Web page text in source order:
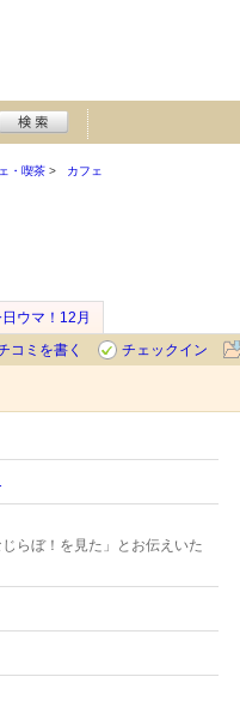
・喫茶 カフェ
ウマ！12月
コミを書く
チェックイン
らぼ！を見た」とお伝えいた